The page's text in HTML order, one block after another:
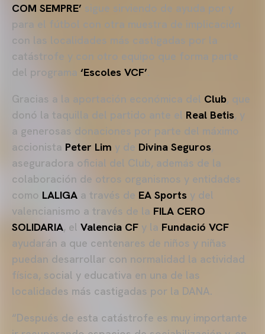
COM SEMPRE’ sigue sirviendo de ayuda por y
para el fútbol con otra muestra de implicación
con las localidades más castigadas por la
catástrofe y con otro equipo que forma parte
del programa ‘Escoles VCF’.
Gracias a la aportación económica del Club, que
donó la taquilla del partido ante el Real Betis, y
a generosas donaciones por parte del máximo
accionista Peter Lim y de Divina Seguros,
aseguradora oficial del Club, además de la
colaboración de otros organismos y entidades
como LALIGA a través de EA Sports y del
valencianismo a través de la FILA CERO
SOLIDARIA, el Valencia CF y la Fundació VCF
ayudarán a que centenares de niños y niñas
puedan desarrollar con normalidad la actividad
física, social y educativa en una de las
localidades más castigadas por la DANA.
“Después de esta catástrofe es muy importante